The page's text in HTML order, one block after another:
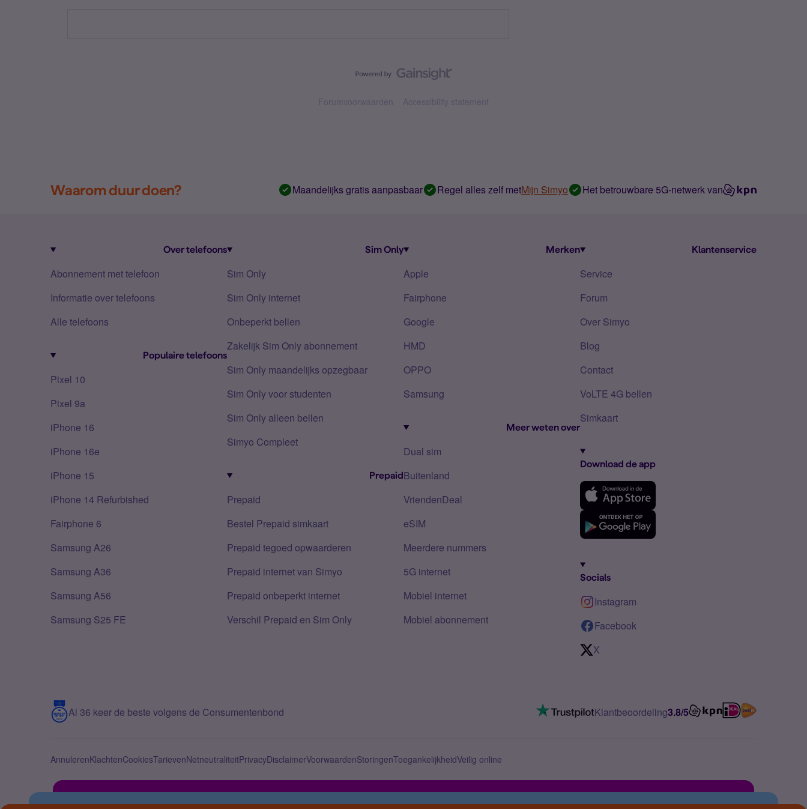
Forumvoorwaarden Accessibility statement
Waarom duur doen? Maandelijks gratis aanpasbaar Regel alles zelf metMijn Simyo Het betrouwbare 5G-netwerk van
Over telefoons
Abonnement met telefoon
Informatie over telefoons
Alle telefoons
Populaire telefoons
Pixel 10
Pixel 9a
iPhone 16
iPhone 16e
iPhone 15
iPhone 14 Refurbished
Fairphone 6
Samsung A26
Samsung A36
Samsung A56
Samsung S25 FE
Sim Only
Sim Only
Sim Only internet
Onbeperkt bellen
Zakelijk Sim Only abonnement
Sim Only maandelijks opzegbaar
Sim Only voor studenten
Sim Only alleen bellen
Simyo Compleet
Prepaid
Prepaid
Bestel Prepaid simkaart
Prepaid tegoed opwaarderen
Prepaid internet van Simyo
Prepaid onbeperkt internet
Verschil Prepaid en Sim Only
Merken
Apple
Fairphone
Google
HMD
OPPO
Samsung
Meer weten over
Dual sim
Buitenland
VriendenDeal
eSIM
Meerdere nummers
5G internet
Mobiel internet
Mobiel abonnement
Klantenservice
Service
Forum
Over Simyo
Blog
Contact
VoLTE 4G bellen
Simkaart
Download de app
Socials
Instagram
Facebook
X
Al 36 keer de beste volgens de Consumentenbond Klantbeoordeling3.8/5
AnnulerenKlachtenCookiesTarievenNetneutraliteitPrivacyDisclaimerVoorwaardenStoringenToegankelijkheidVeilig online